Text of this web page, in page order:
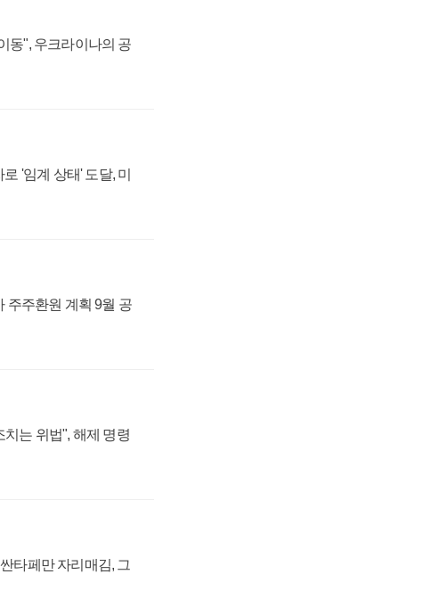
동", 우크라이나의 공
'임계 상태' 도달, 미
주주환원 계획 9월 공
는 위법", 해제 명령
타페만 자리매김, 그